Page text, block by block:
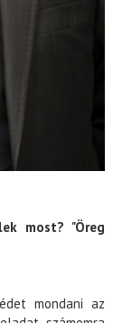
most? "Öreg
mondani az